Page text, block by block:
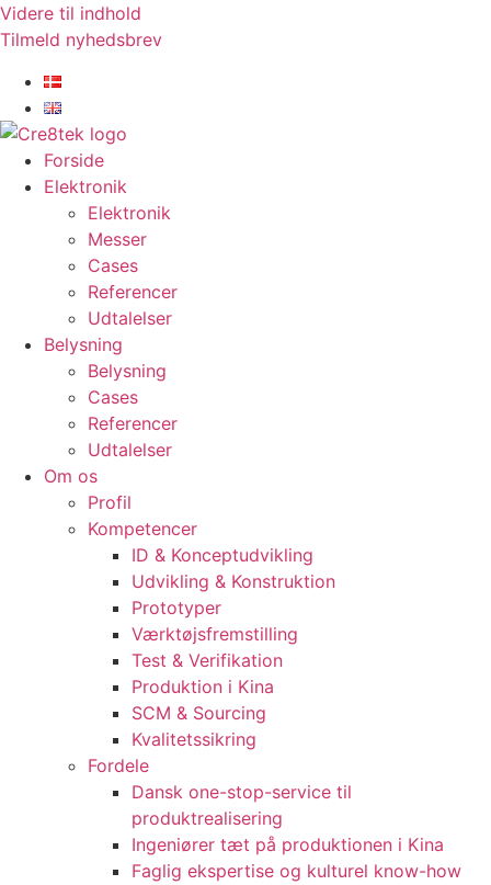
Videre til indhold
Tilmeld nyhedsbrev
Forside
Elektronik
Elektronik
Messer
Cases
Referencer
Udtalelser
Belysning
Belysning
Cases
Referencer
Udtalelser
Om os
Profil
Kompetencer
ID & Konceptudvikling
Udvikling & Konstruktion
Prototyper
Værktøjsfremstilling
Test & Verifikation
Produktion i Kina
SCM & Sourcing
Kvalitetssikring
Fordele
Dansk one-stop-service til
produktrealisering
Ingeniører tæt på produktionen i Kina
Faglig ekspertise og kulturel know-how